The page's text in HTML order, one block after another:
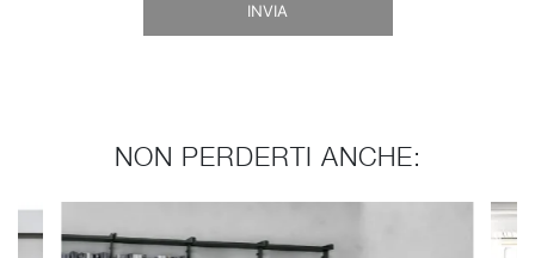
INVIA
NON PERDERTI ANCHE: